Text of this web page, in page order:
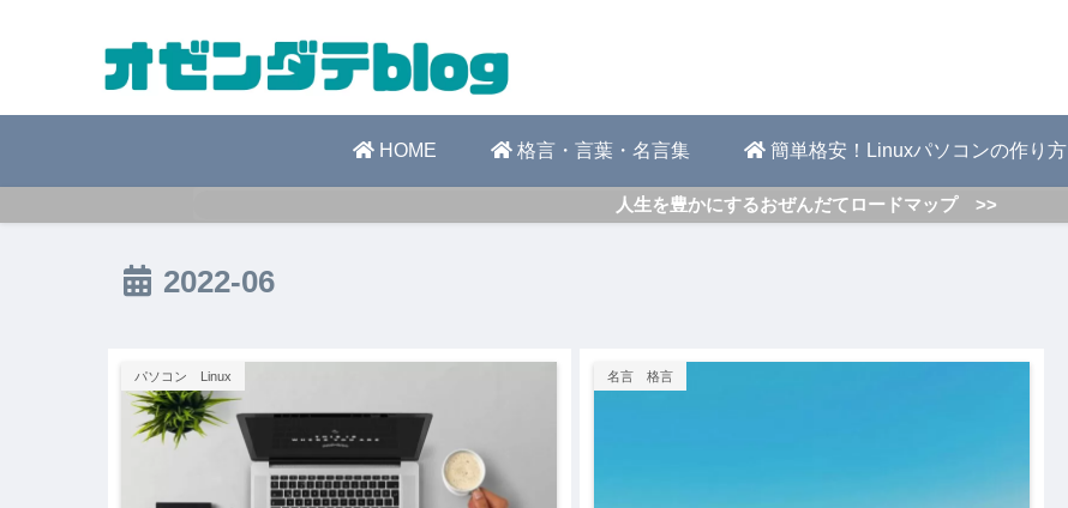
HOME 格言・言葉・名言集 簡単格安！Linuxパソコンの作り方
人生を豊かにするおぜんだてロードマップ >>
2022-06
パソコン Linux 名言 格言